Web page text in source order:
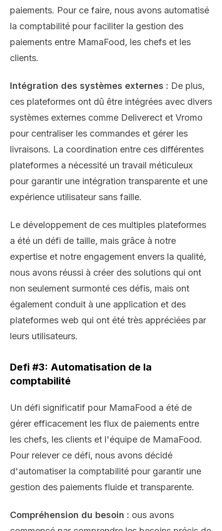
paiements. Pour ce faire, nous avons automatisé
la comptabilité pour faciliter la gestion des
paiements entre MamaFood, les chefs et les
clients.
Intégration des systèmes externes : De plus,
ces plateformes ont dû être intégrées avec divers
systèmes externes comme Deliverect et Vromo
pour centraliser les commandes et gérer les
livraisons. La coordination entre ces différentes
plateformes a nécessité un travail méticuleux
pour garantir une intégration transparente et une
expérience utilisateur sans faille.
Le développement de ces multiples plateformes
a été un défi de taille, mais grâce à notre
expertise et notre engagement envers la qualité,
nous avons réussi à créer des solutions qui ont
non seulement surmonté ces défis, mais ont
également conduit à une application et des
plateformes web qui ont été très appréciées par
leurs utilisateurs.
Defi #3: Automatisation de la
comptabilité
Un défi significatif pour MamaFood a été de
gérer efficacement les flux de paiements entre
les chefs, les clients et l'équipe de MamaFood.
Pour relever ce défi, nous avons décidé
d'automatiser la comptabilité pour garantir une
gestion des paiements fluide et transparente.
Compréhension du besoin : ous avons